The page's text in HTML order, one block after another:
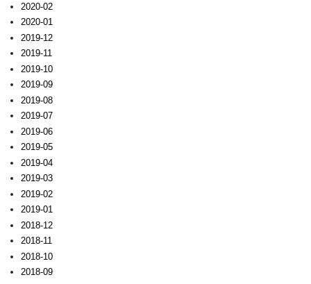
2020-02
2020-01
2019-12
2019-11
2019-10
2019-09
2019-08
2019-07
2019-06
2019-05
2019-04
2019-03
2019-02
2019-01
2018-12
2018-11
2018-10
2018-09